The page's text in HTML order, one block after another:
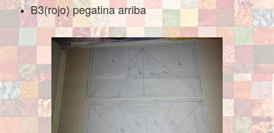
B3(rojo) pegatina arriba